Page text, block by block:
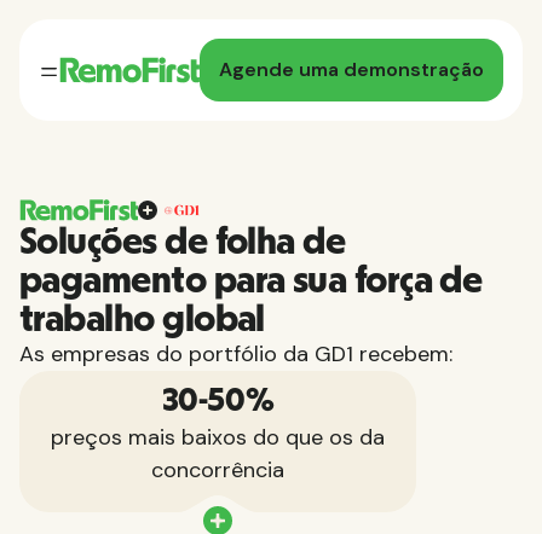
Agende uma demonstração
Soluções de folha de
pagamento para sua força de
trabalho global
As empresas do portfólio da GD1 recebem:
30-50%
preços mais baixos do que os da
concorrência